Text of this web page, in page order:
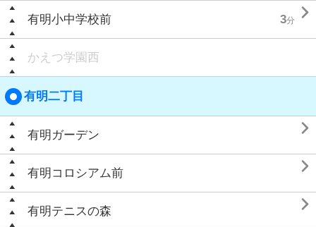
有明小中学校前 3分 
かえつ学園西
有明二丁目
有明ガーデン 
有明コロシアム前 
有明テニスの森 